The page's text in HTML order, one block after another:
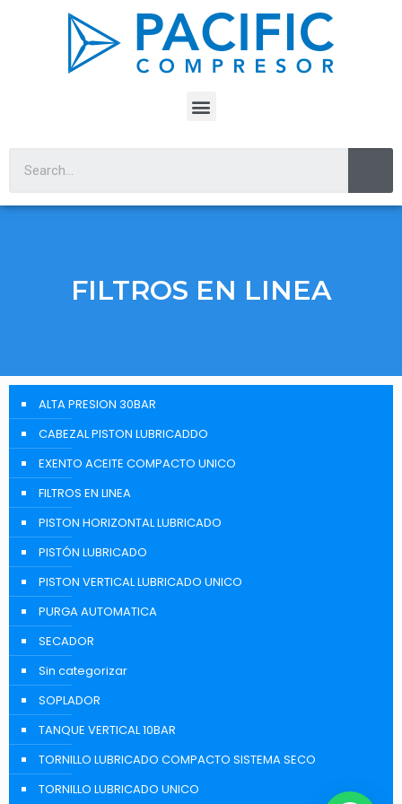
FILTROS EN LINEA
ALTA PRESION 30BAR
CABEZAL PISTON LUBRICADDO
EXENTO ACEITE COMPACTO UNICO
FILTROS EN LINEA
PISTON HORIZONTAL LUBRICADO
PISTÓN LUBRICADO
PISTON VERTICAL LUBRICADO UNICO
PURGA AUTOMATICA
SECADOR
Sin categorizar
SOPLADOR
TANQUE VERTICAL 10BAR
TORNILLO LUBRICADO COMPACTO SISTEMA SECO
TORNILLO LUBRICADO UNICO